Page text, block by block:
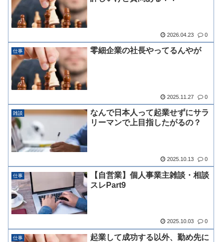
2026.04.23 0
仕事 零細企業の社長やってるんやが
2025.11.27 0
雑談
なんで日本人って起業せずにサラ
リーマンで上目指したがるの？
2025.10.13 0
仕事
【自営業】個人事業主雑談・相談
スレPart9
2025.10.03 0
仕事
起業して成功する以外、勤め先に